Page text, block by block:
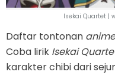
Isekai Quartet |
Daftar tontonan anime
Coba lirik Isekai
karakter chibi dari